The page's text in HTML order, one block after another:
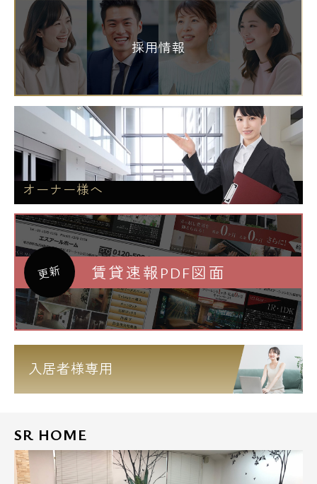
採用情報
オーナー様へ
更新 賃貸速報PDF図面
入居者様専用
SR HOME